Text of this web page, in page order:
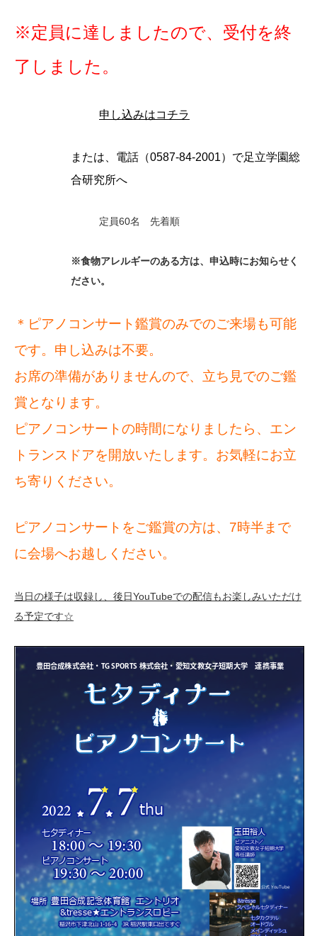
※定員に達しましたので、受付を終
了しました。
申し込みはコチラ
または、電話（0587-84-2001）で足立学園総
合研究所へ
定員60名 先着順
※食物アレルギーのある方は、申込時にお知らせく
ださい。
＊ピアノコンサート鑑賞のみでのご来場も可能
です。申し込みは不要。
お席の準備がありませんので、立ち見でのご鑑
賞となります。
ピアノコンサートの時間になりましたら、エン
トランスドアを開放いたします。お気軽にお立
ち寄りください。
ピアノコンサートをご鑑賞の方は、7時半まで
に会場へお越しください。
当日の様子は収録し、後日YouTubeでの配信もお楽しみいただけ
る予定です☆